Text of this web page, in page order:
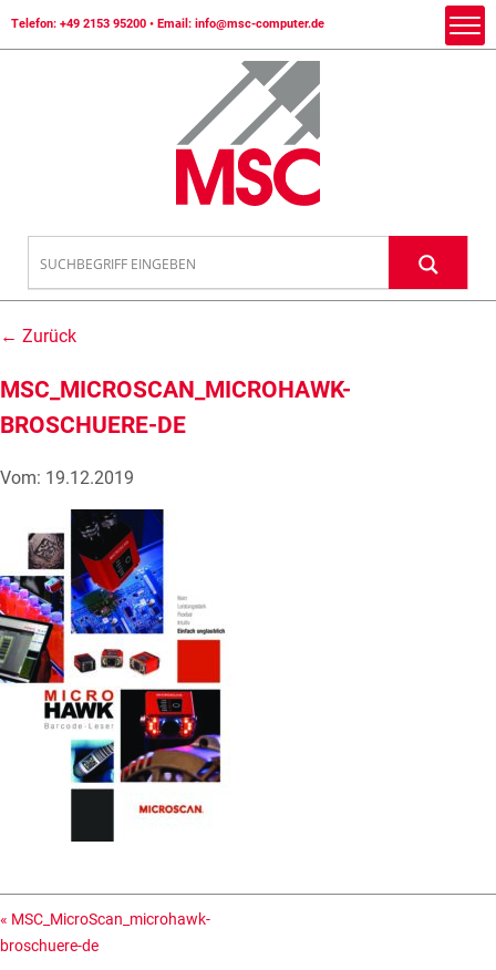
Telefon: +49 2153 95200 • Email: info@msc-computer.de
← Zurück
MSC_MICROSCAN_MICROHAWK-
BROSCHUERE-DE
Vom: 19.12.2019
« MSC_MicroScan_microhawk-
broschuere-de